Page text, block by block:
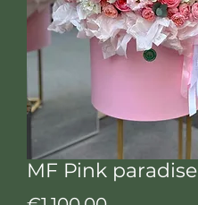
MF Pink paradise